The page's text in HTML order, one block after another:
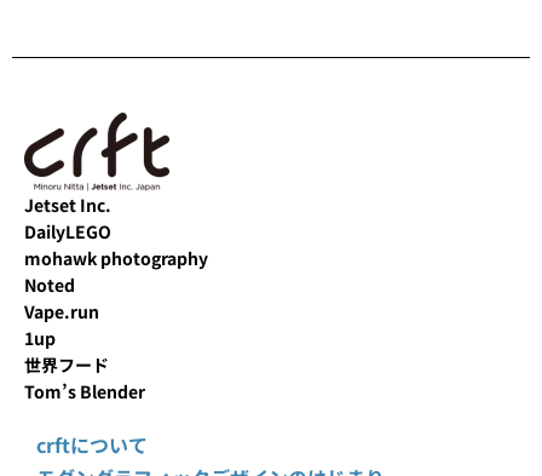
Jetset Inc.
DailyLEGO
mohawk photography
Noted
Vape.run
1up
世界フード
Tom’s Blender
crftについて